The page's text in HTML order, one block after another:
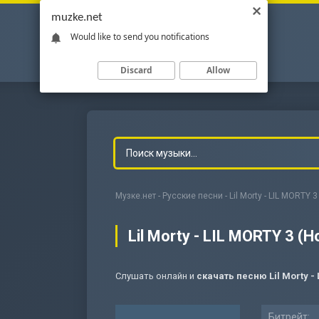
Музке.нет - Русские песни - Lil Morty - LIL
Lil Morty - LIL MORTY 3
Слушать онлайн и скачать песню Lil Morty -
muzke.net
Would like to send you notifications
Discard Allow